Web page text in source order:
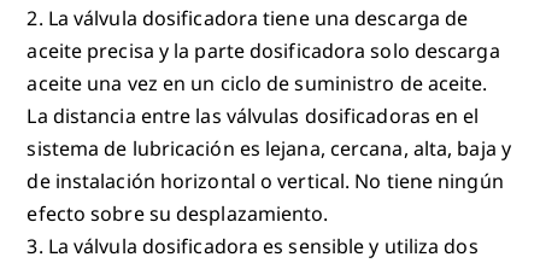
2. La válvula dosificadora tiene una descarga de
aceite precisa y la parte dosificadora solo descarga
aceite una vez en un ciclo de suministro de aceite.
La distancia entre las válvulas dosificadoras en el
sistema de lubricación es lejana, cercana, alta, baja y
de instalación horizontal o vertical. No tiene ningún
efecto sobre su desplazamiento.
3. La válvula dosificadora es sensible y utiliza dos